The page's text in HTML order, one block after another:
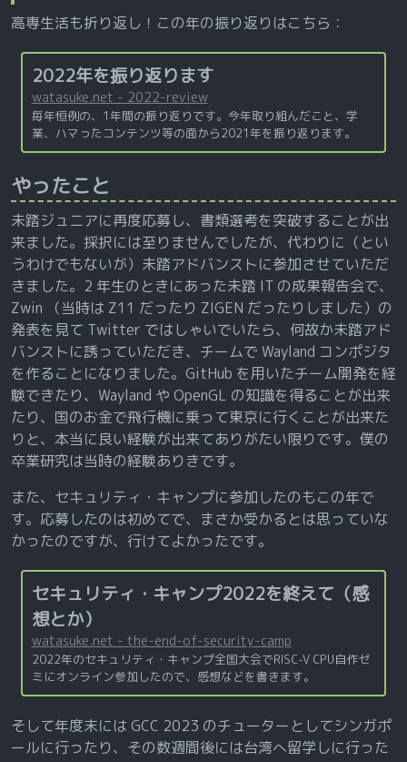
高専生活も折り返し！この年の振り返りはこちら：
2022年を振り返ります
watasuke.net - 2022-review
毎年恒例の、1年間の振り返りです。今年取り組んだこと、学
業、ハマったコンテンツ等の面から2021年を振り返ります。
やったこと
未踏ジュニアに再度応募し、書類選考を突破することが出
来ました。採択には至りませんでしたが、代わりに（とい
うわけでもないが）未踏アドバンストに参加させていただ
きました。2 年生のときにあった未踏 IT の成果報告会で、
Zwin （当時は Z11 だったり ZIGEN だったりしました）の
発表を見て Twitter ではしゃいでいたら、何故か未踏アド
バンストに誘っていただき、チームで Wayland コンポジタ
を作ることになりました。GitHub を用いたチーム開発を経
験できたり、Wayland や OpenGL の知識を得ることが出来
たり、国のお金で飛行機に乗って東京に行くことが出来た
りと、本当に良い経験が出来てありがたい限りです。僕の
卒業研究は当時の経験ありきです。
また、セキュリティ・キャンプに参加したのもこの年で
す。応募したのは初めてで、まさか受かるとは思っていな
かったのですが、行けてよかったです。
セキュリティ・キャンプ2022を終えて（感
想とか）
watasuke.net - the-end-of-security-camp
2022年のセキュリティ・キャンプ全国大会でRISC-V CPU自作ゼ
ミにオンライン参加したので、感想などを書きます。
そして年度末には GCC 2023 のチューターとしてシンガポ
ールに行ったり、その数週間後には台湾へ留学しに行った